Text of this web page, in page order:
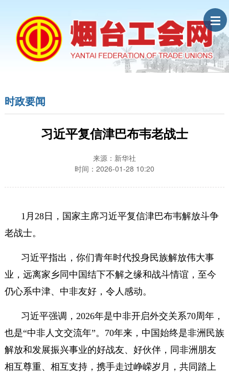
时政要闻
习近平复信津巴布韦老战士
来源：新华社
时间：2026-01-28 10:20
1月28日，国家主席习近平复信津巴布韦解放斗争
老战士。
习近平指出，你们青年时代投身民族解放伟大事
业，远离家乡同中国结下不解之缘和战斗情谊，至今
仍心系中津、中非友好，令人感动。
习近平强调，2026年是中非开启外交关系70周年，
也是“中非人文交流年”。70年来，中国始终是非洲民族
解放和发展振兴事业的好战友、好伙伴，同非洲朋友
相互尊重、相互支持，携手走过峥嵘岁月，共同踏上